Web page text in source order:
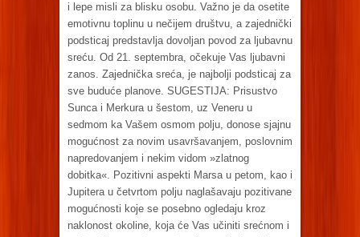
i lepe misli za blisku osobu. Važno je da osetite
emotivnu toplinu u nečijem društvu, a zajednički
podsticaj predstavlja dovoljan povod za ljubavnu
sreću. Od 21. septembra, očekuje Vas ljubavni
zanos. Zajednička sreća, je najbolji podsticaj za
sve buduće planove. SUGESTIJA: Prisustvo
Sunca i Merkura u šestom, uz Veneru u
sedmom ka Vašem osmom polju, donose sjajnu
mogućnost za novim usavršavanjem, poslovnim
napredovanjem i nekim vidom »zlatnog
dobitka«. Pozitivni aspekti Marsa u petom, kao i
Jupitera u četvrtom polju naglašavaju pozitivane
mogućnosti koje se posebno ogledaju kroz
naklonost okoline, koja će Vas učiniti srećnom i